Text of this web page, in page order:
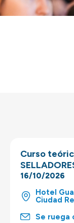
Curso
16/10/2026
Hotel
Ciudad
Se ruega